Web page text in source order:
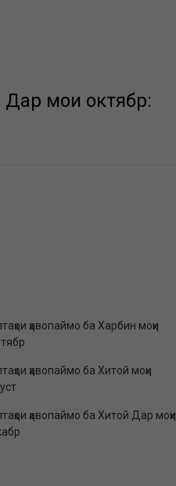
моҳи октябр:
ҳавопаймо ба Харбин моҳи
ҳавопаймо ба Хитой моҳи
ҳавопаймо ба Хитой Дар моҳи